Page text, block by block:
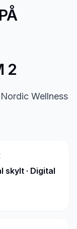
2
Wellness
skylt · Digital